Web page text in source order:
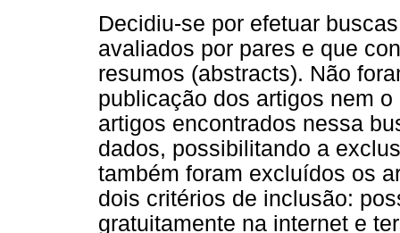
Decidiu-se por efetuar
avaliados por pares e que
resumos (abstracts). Não
publicação dos artigos nem
artigos encontrados nessa
dados, possibilitando a
também foram excluídos os
dois critérios de inclusão:
gratuitamente na internet e